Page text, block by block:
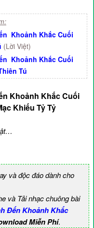
Khoảnh Khắc Cuối
(Lời Việt)
Khoảnh Khắc Cuối
Tú
Khoảnh Khắc Cuối
Khiếu Tỷ Tỷ
và độc đáo dành cho
và Tải nhạc chuông bài
Đến Khoảnh Khắc
Miễn Phí.